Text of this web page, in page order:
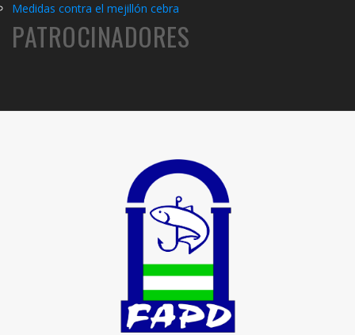
Medidas contra el mejillón cebra
PATROCINADORES